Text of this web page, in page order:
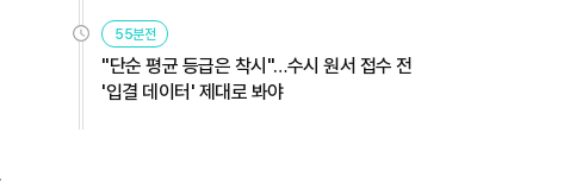
55분전
"단순 평균 등급은 착시"…수시 원서 접수 전
'입결 데이터' 제대로 봐야